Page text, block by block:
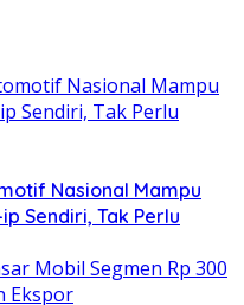
Nasional Mampu
Sendiri, Tak Perlu